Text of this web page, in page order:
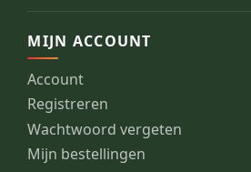
MIJN ACCOUNT
Account
Registreren
Wachtwoord vergeten
Mijn bestellingen